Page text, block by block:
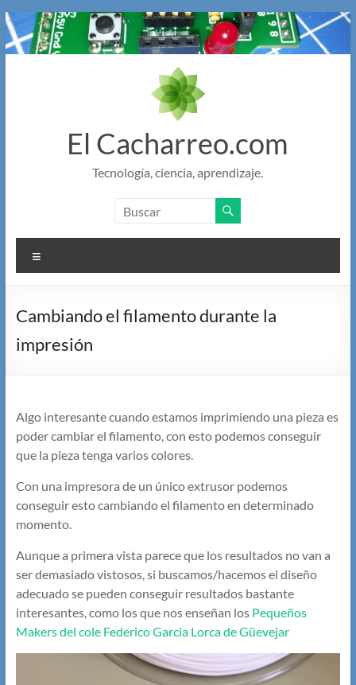
Saltar
al
contenido
El Cacharreo.com
Tecnología, ciencia, aprendizaje.
Cambiando el filamento durante la
impresión
Algo interesante cuando estamos imprimiendo una pieza es
poder cambiar el filamento, con esto podemos conseguir
que la pieza tenga varios colores.
Con una impresora de un único extrusor podemos
conseguir esto cambiando el filamento en determinado
momento.
Aunque a primera vista parece que los resultados no van a
ser demasiado vistosos, si buscamos/hacemos el diseño
adecuado se pueden conseguir resultados bastante
interesantes, como los que nos enseñan los Pequeños
Makers del cole Federico Garcia Lorca de Güevejar